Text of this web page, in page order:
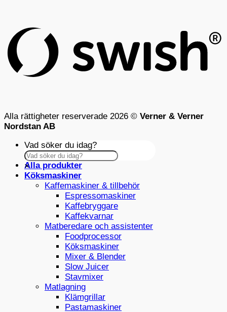
Alla rättigheter reserverade 2026 © Verner & Verner
Nordstan AB
Vad söker du idag?
×
Alla produkter
Köksmaskiner
Kaffemaskiner & tillbehör
Espressomaskiner
Kaffebryggare
Kaffekvarnar
Matberedare och assistenter
Foodprocessor
Köksmaskiner
Mixer & Blender
Slow Juicer
Stavmixer
Matlagning
Klämgrillar
Pastamaskiner